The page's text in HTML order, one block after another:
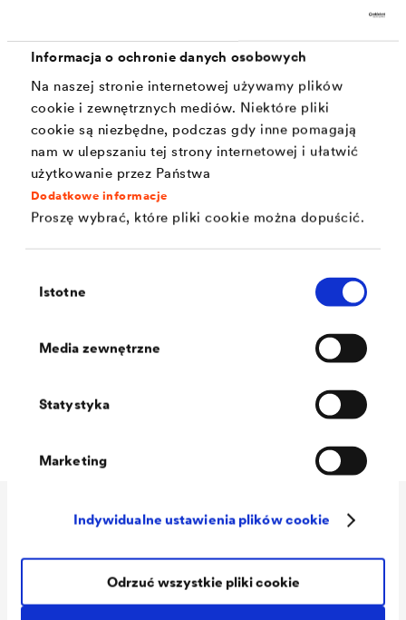
Informacja o ochronie danych osobowych
Na naszej stronie internetowej używamy plików
cookie i zewnętrznych mediów. Niektóre pliki
cookie są niezbędne, podczas gdy inne pomagają
nam w ulepszaniu tej strony internetowej i ułatwić
użytkowanie przez Państwa
Dodatkowe informacje
Proszę wybrać, które pliki cookie można dopuścić.
zgody
Istotne
Media zewnętrzne
Statystyka
Marketing
Indywidualne ustawienia plików cookie
Odrzuć wszystkie pliki cookie
zainstalowana izolacja pozioma ścian chroni przed
utratą ciepła i zimnem, co przekłada się na
Zabezpiecza przed nieprzyjemnymi przeciągami i
temperaturami.
Oszczędność energii: Skuteczna izolacja pozioma
ścian przyczynia się do oszczędności
energetycznych, ponieważ minimalizuje straty
Ochrona konstrukcji budynku: Izolacja pozioma
ścian chroni strukturę budynku przed wpływem
wilgoci i wody gruntowej, zapobiegając
osłabieniu konstrukcji, korozji materiałów i
uszkodzeniom spowodowanym wilgocią.
Dane techniczne
Materiał
Poliolefin